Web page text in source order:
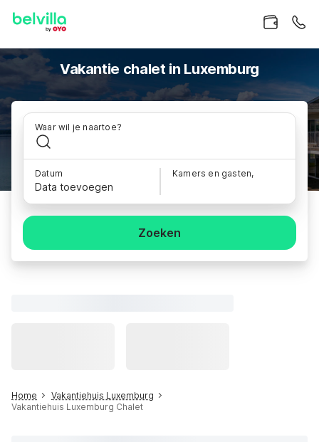
Vakantie chalet in Luxemburg
Waar wil je naartoe?
Datum
Data toevoegen
Kamers en gasten,
Zoeken
Home
Vakantiehuis Luxemburg
Vakantiehuis Luxemburg Chalet